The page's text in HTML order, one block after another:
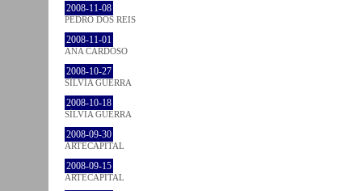
2008-11-08
PEDRO DOS REIS
2008-11-01
ANA CARDOSO
2008-10-27
SÍLVIA GUERRA
2008-10-18
SÍLVIA GUERRA
2008-09-30
ARTECAPITAL
2008-09-15
ARTECAPITAL